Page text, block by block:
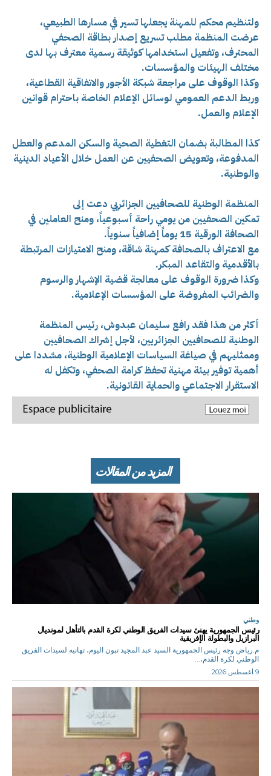
ولتنظيم محكم للمهنة يجعلها تسير في مسارها الطبيعي،
عرضت المنظمة مطلب تسريع إصدار بطاقة الصحفي
المحترف، وتفعيل استخدامها كوثيقة رسمية معترف بها لدى
مختلف الهيئات والمؤسسات.
وكذا الوقوف على مراجعة شبكة الأجور والاتفاقية القطاعية،
وربط الدعم العمومي لوسائل الإعلام الخاصة باحترام قوانين
الإعلام والعمل.
كذا المطالبة بضمان التغطية الصحية والسكن المدعم والعطل
المدفوعة، وتعويض الصحفيين عن العمل خلال الأعياد الدينية
والوطنية.
المنظمة الوطنية للصحافيين الجزائريي دعت إلى
تمكين الصحفيين من يومي راحة أسبوعياً، ومنح العاملين في
الصحافة الورقية 15 يوماً إضافياً سنوياً.
مع الاعتراف بالصحافة كمهنة شاقة، ومنح الامتيازات المرتبطة
بالأقدمية والتقاعد المبكر.
وكذا ضرورة الوقوف على معالجة قضية الإشهار والرسوم
والضرائب المفروضة على المؤسسات الإعلامية.
أكثر من هذا فقد رافع سليمان عبدوش، رئيس المنظمة
الوطنية للصحافيين الجزائريين، لأجل إشراك الصحافيين
وممثليهم في صياغة السياسات الإعلامية الوطنية، مشددا على
أهمية توفير بيئة مهنية تحفظ كرامة الصحفي، وتكفل له
الاستقرار الاجتماعي والحماية القانونية.
المزيد من المقالات
وطني
رئيس الجمهورية يهنئ سيدات الفريق الوطني لكرة القدم بالتأهل لمونديال
البرازيل والبطولة الإفريقية
م.رياض وجه رئيس الجمهورية السيد عبد المجيد تبون اليوم، تهانيه لسيدات الفريق
الوطني لكرة القدم،...
9 أغسطس 2026